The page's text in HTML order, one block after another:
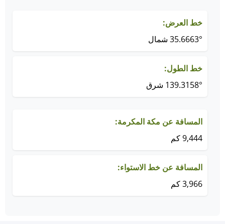
خط العرض:
35.6663° شمال
خط الطول:
139.3158° شرق
المسافة عن مكة المكرمة:
9,444 كم
المسافة عن خط الاستواء:
3,966 كم